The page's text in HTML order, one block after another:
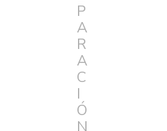
P
A
R
A
C
I
Ó
N